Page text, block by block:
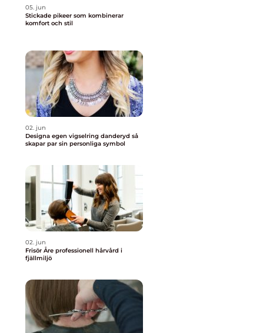
05. jun
Stickade pikeer som kombinerar
komfort och stil
02. jun
Designa egen vigselring danderyd så
skapar par sin personliga symbol
02. jun
Frisör Åre professionell hårvård i
fjällmiljö